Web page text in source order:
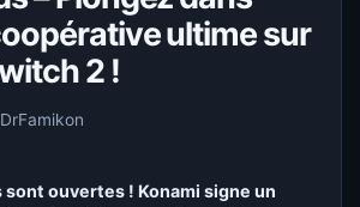
ultime sur
2 !
DrFamikon
sont ouvertes ! Konami signe un